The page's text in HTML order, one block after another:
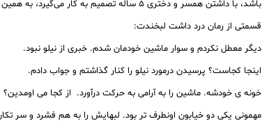
باشد، با داشتن همسر و دختری ۵ ساله تصمیم به کار می‌گیرد، به همین منظور در شرکتی به عنوان مترجم استخدام می‌شود که…
قسمتی از رمان درد داشت لبخندت:
دیگر معطل نکردم و سوار ماشین خودمان شدم. خبری از نیلو نبود.
اینجا کجاست؟ پرسیدن درمورد نیلو را کنار گذاشتم و جواب دادم.
خونه ی خودشه. ماشین را به آرامی به حرکت درآورد. از کجا می اومدین؟
مهمونی یکی دو خیابون اونطرف تر بود. لبهایش را به هم فشرد و سر